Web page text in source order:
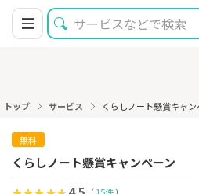
トップ サービス くらしノート懸賞キャ
無料
くらしノート懸賞キャンペーン